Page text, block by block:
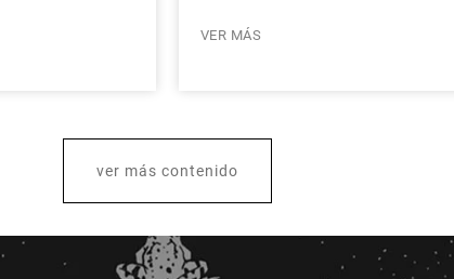
VER MÁS
ver más contenido